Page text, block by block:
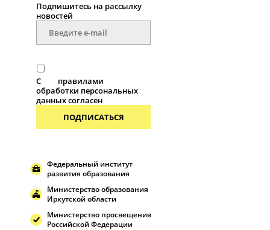
Подпишитесь на рассылку
новоcтей
С
правилами
обработки персональных
данных согласен
ПОДПИСАТЬСЯ
Федеральный институт
развития образования
Министерство образования
Иркутской области
Министерство просвещения
Российской Федерации